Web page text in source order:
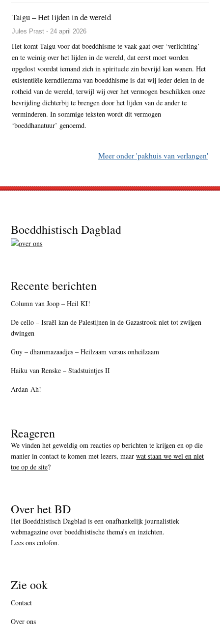
Taigu – Het lijden in de wereld
Jules Prast - 24 april 2026
Het komt Taigu voor dat boeddhisme te vaak gaat over ‘verlichting’
en te weinig over het lijden in de wereld, dat eerst moet worden
opgelost voordat iemand zich in spirituele zin bevrijd kan wanen. Het
existentiële kerndilemma van boeddhisme is dat wij ieder delen in de
rotheid van de wereld, terwijl wij over het vermogen beschikken onze
bevrijding dichterbij te brengen door het lijden van de ander te
verminderen. In sommige teksten wordt dit vermogen
‘boeddhanatuur’ genoemd.
Meer onder 'pakhuis van verlangen'
Footer
Boeddhistisch Dagblad
Recente berichten
Column van Joop – Heil KI!
De cello – Israël kan de Palestijnen in de Gazastrook niet tot zwijgen
dwingen
Guy – dhammazaadjes – Heilzaam versus onheilzaam
Haiku van Renske – Stadstuintjes II
Ardan-Ah!
Reageren
We vinden het geweldig om reacties op berichten te krijgen en op die
manier in contact te komen met lezers, maarwat staan we wel en niet
toe op de site?
Over het BD
Het Boeddhistisch Dagblad is een onafhankelijk journalistiek
webmagazine over boeddhistische thema’s en inzichten.
Lees ons colofon.
Zie ook
Contact
Over ons